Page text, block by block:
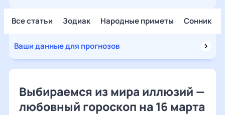
Все статьи Зодиак Народные приметы Сонник
Ваши данные для прогнозов
Выбираемся из мира иллюзий —
любовный гороскоп на 16 марта